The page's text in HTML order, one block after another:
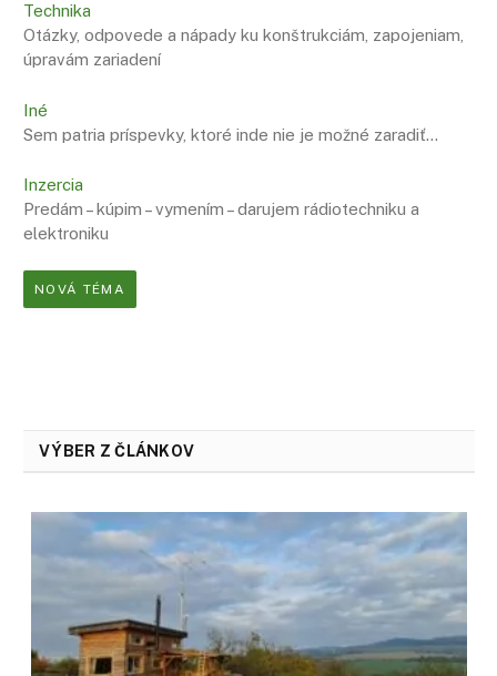
Technika
Otázky, odpovede a nápady ku konštrukciám, zapojeniam,
úpravám zariadení
Iné
Sem patria príspevky, ktoré inde nie je možné zaradiť…
Inzercia
Predám – kúpim – vymením – darujem rádiotechniku a
elektroniku
NOVÁ TÉMA
VÝBER Z ČLÁNKOV